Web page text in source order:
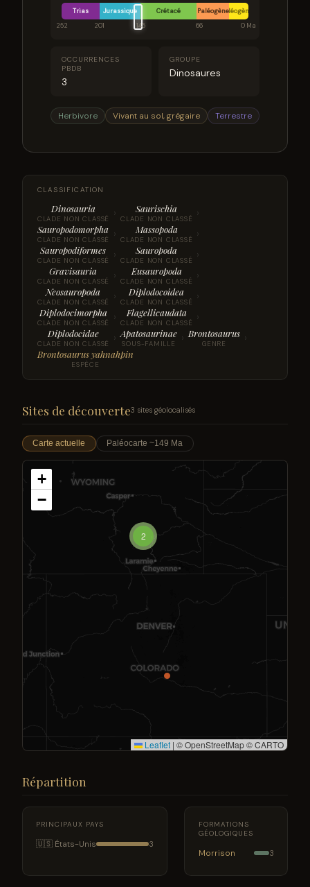
Trias Jurassique Crétacé PaléogèneNéogène
252
201 145 66 0 Ma
OCCURRENCES
PBDB
3
GROUPE
Dinosaures
Herbivore Vivant au sol, grégaire Terrestre
CLASSIFICATION
Dinosauria
CLADE NON CLASSÉ › Saurischia
CLADE NON CLASSÉ ›
Sauropodomorpha
CLADE NON CLASSÉ › Massopoda
CLADE NON CLASSÉ ›
Sauropodiformes
CLADE NON CLASSÉ › Sauropoda
CLADE NON CLASSÉ ›
Gravisauria
CLADE NON CLASSÉ › Eusauropoda
CLADE NON CLASSÉ ›
Neosauropoda
CLADE NON CLASSÉ › Diplodocoidea
CLADE NON CLASSÉ ›
Diplodocimorpha
CLADE NON CLASSÉ › Flagellicaudata
CLADE NON CLASSÉ ›
Diplodocidae
CLADE NON CLASSÉ › Apatosaurinae
SOUS-FAMILLE › Brontosaurus
GENRE ›
Brontosaurus yahnahpin
ESPÈCE
Sites de découverte3 sites géolocalisés
Carte actuelle Paléocarte ~149 Ma
2
+
−
Leaflet | © OpenStreetMap © CARTO
Répartition
PRINCIPAUX PAYS
🇺🇸 États-Unis 3
FORMATIONS
GÉOLOGIQUES
Morrison 3